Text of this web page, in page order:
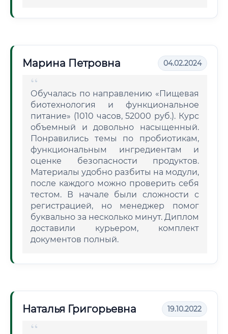
Марина Петровна 04.02.2024
Обучалась по направлению «Пищевая
биотехнология и функциональное
питание» (1010 часов, 52000 руб.). Курс
объемный и довольно насыщенный.
Понравились темы по пробиотикам,
функциональным ингредиентам и
оценке безопасности продуктов.
Материалы удобно разбиты на модули,
после каждого можно проверить себя
тестом. В начале были сложности с
регистрацией, но менеджер помог
буквально за несколько минут. Диплом
доставили курьером, комплект
документов полный.
Наталья Григорьевна 19.10.2022